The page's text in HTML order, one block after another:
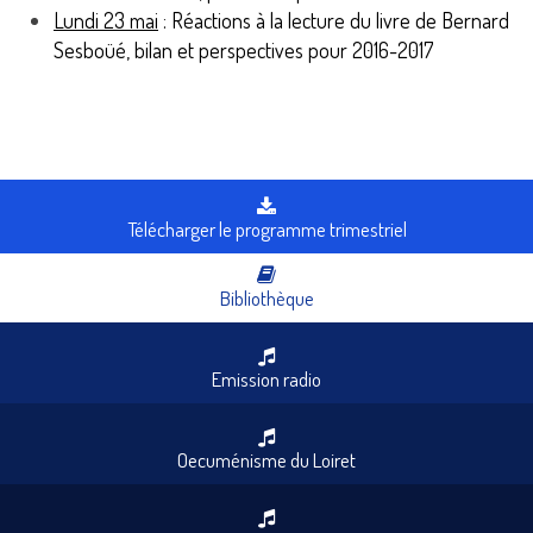
Lundi 23 mai : Réactions à la lecture du livre de Bernard
Sesboüé, bilan et perspectives pour 2016-2017
Télécharger le programme trimestriel
Bibliothèque
Emission radio
Oecuménisme du Loiret